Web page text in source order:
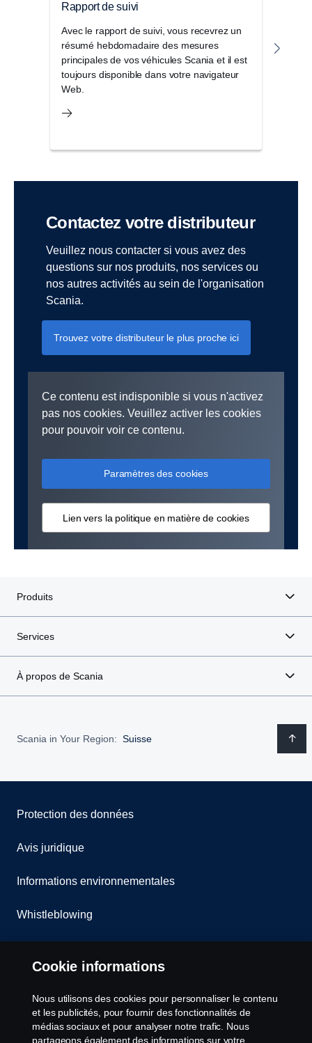
Rapport de suivi
Avec le rapport de suivi, vous recevrez un
résumé hebdomadaire des mesures
principales de vos véhicules Scania et il est
toujours disponible dans votre navigateur
Web.
Contactez votre distributeur
Veuillez nous contacter si vous avez des
questions sur nos produits, nos services ou
nos autres activités au sein de l'organisation
Scania.
Trouvez votre distributeur le plus proche ici
Ce contenu est indisponible si vous n'activez
pas nos cookies. Veuillez activer les cookies
pour pouvoir voir ce contenu.
Paramètres des cookies
Lien vers la politique en matière de cookies
Produits
Services
À propos de Scania
Scania in Your Region: Suisse
Protection des données
Avis juridique
Informations environnementales
Whistleblowing
Paramètres des cookies
Cookie informations
Nous utilisons des cookies pour personnaliser le contenu
et les publicités, pour fournir des fonctionnalités de
médias sociaux et pour analyser notre trafic. Nous
partageons également des informations sur votre